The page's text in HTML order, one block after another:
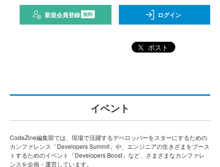
新規会員登録 無料 ログイン
ポスト
イベント
CodeZine編集部では、現場で活躍するデベロッパーをスターにするための
カンファレンス「Developers Summit」や、エンジニアの生きざまをブース
トするためのイベント「Developers Boost」など、さまざまなカンファレ
ンスを企画・運営しています。